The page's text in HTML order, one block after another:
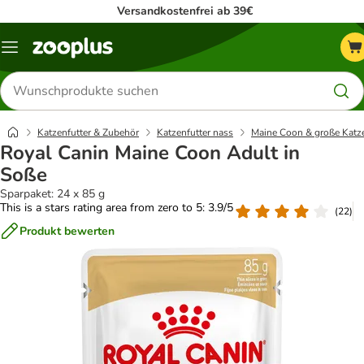
Versandkostenfrei ab 39€
Menü
Produkte
suchen
Katzenfutter & Zubehör Katzenfutter nass Maine Coon & große
Royal Canin Maine Coon Adult in
Soße
Sparpaket: 24 x 85 g
This is a stars rating area from zero to 5: 3.9/5
(22)
Produkt bewerten